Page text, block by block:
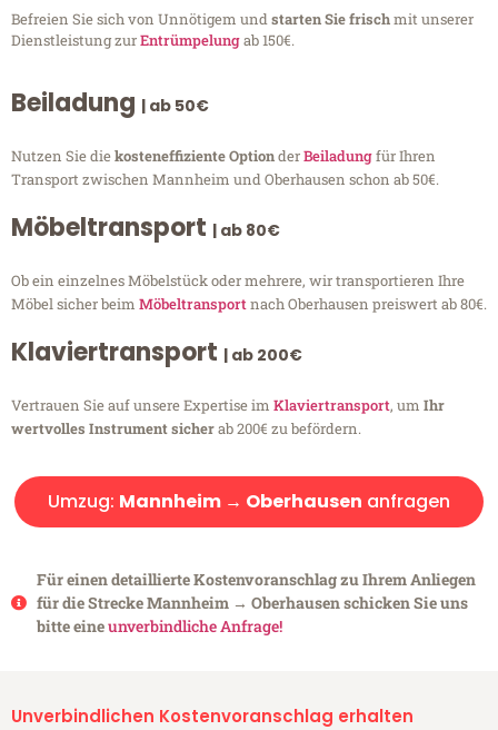
Befreien Sie sich von Unnötigem undstarten Sie frischmit unserer
Dienstleistung zurEntrümpelungab 150€.
Beiladung | ab 50€
Nutzen Sie diekosteneffiziente OptionderBeiladungfür Ihren
Transport zwischen Mannheim und Oberhausen schon ab 50€.
Möbeltransport | ab 80€
Ob ein einzelnes Möbelstück oder mehrere, wir transportieren Ihre
Möbel sicher beim Möbeltransportnach Oberhausen preiswert ab 80€.
Klaviertransport | ab 200€
Vertrauen Sie auf unsere Expertise im Klaviertransport, um Ihr
wertvolles Instrument sicherab 200€ zu befördern.
Umzug: Mannheim → Oberhausen anfragen
Für einen detaillierte Kostenvoranschlag zu Ihrem Anliegen
für die Strecke Mannheim → Oberhausen schicken Sie uns
bitte eineunverbindliche Anfrage!
Unverbindlichen Kostenvoranschlag erhalten